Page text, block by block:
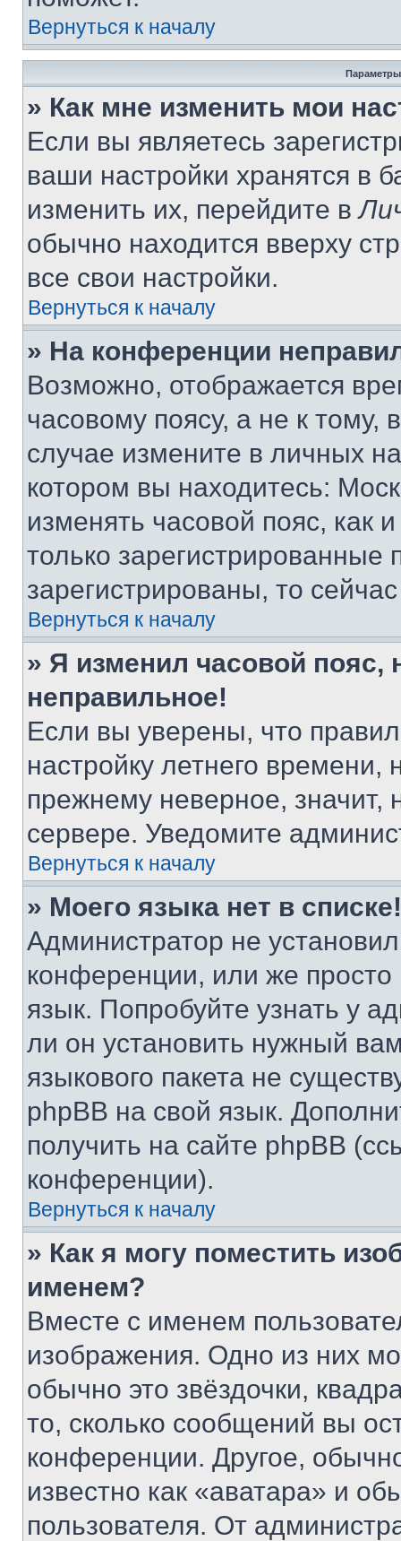
Вернуться к началу
Параметры
» Как мне изменить мои
Если вы являетесь
ваши настройки хранятся в
изменить их, перейдите в
обычно находится вверху
все свои настройки.
Вернуться к началу
» На конференции
Возможно, отображается
часовому поясу, а не к тому,
случае измените в личных
котором вы находитесь:
изменять часовой пояс, как
только
зарегистрированы, то
Вернуться к началу
» Я изменил часовой пояс,
неправильное!
Если вы уверены, что
настройку летнего
прежнему неверное, значит,
сервере. Уведомите
Вернуться к началу
» Моего языка нет в списке!
Администратор не
конференции, или же
язык. Попробуйте узнать у
ли он установить нужный
языкового пакета не
phpBB на свой язык.
получить на сайте phpBB
конференции).
Вернуться к началу
» Как я могу поместить
именем?
Вместе с именем
изображения. Одно из них
обычно это звёздочки,
то, сколько сообщений вы
конференции. Другое,
известно как «аватара» и
пользователя. От